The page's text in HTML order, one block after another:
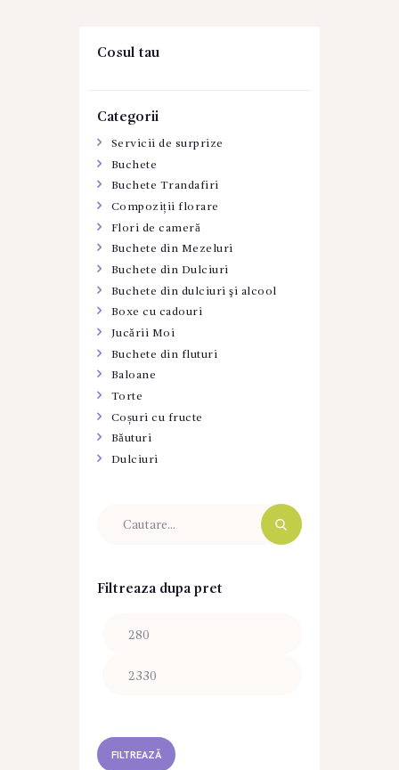
Cosul tau
Categorii
Servicii de surprize
Buchete
Buchete Trandafiri
Compoziții florare
Flori de cameră
Buchete din Mezeluri
Buchete din Dulciuri
Buchete din dulciuri şi alcool
Boxe cu cadouri
Jucării Moi
Buchete din fluturi
Baloane
Torte
Coșuri cu fructe
Băuturi
Dulciuri
Filtreaza dupa pret
minim
FILTREAZĂ